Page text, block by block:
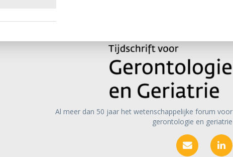
Al meer dan 50 jaar het wetenschappelijke forum voor
gerontologie en geriatrie